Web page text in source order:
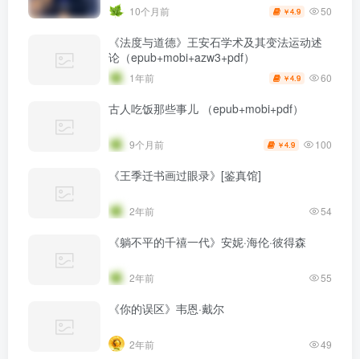
10个月前 ￥4.9 50
《法度与道德》王安石学术及其变法运动述
论（epub+mobi+azw3+pdf）
1年前 ￥4.9 60
古人吃饭那些事儿 （epub+mobi+pdf）
9个月前 ￥4.9 100
《王季迁书画过眼录》[鉴真馆]
2年前 54
《躺不平的千禧一代》安妮·海伦·彼得森
2年前 55
《你的误区》韦恩·戴尔
2年前 49